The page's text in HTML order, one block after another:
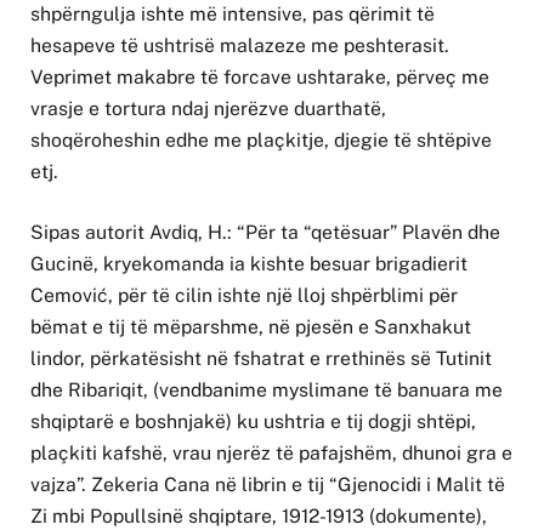
shpërngulja ishte më intensive, pas qërimit të
hesapeve të ushtrisë malazeze me peshterasit.
Veprimet makabre të forcave ushtarake, përveç me
vrasje e tortura ndaj njerëzve duarthatë,
shoqëroheshin edhe me plaçkitje, djegie të shtëpive
etj.
Sipas autorit Avdiq, H.: “Për ta “qetësuar” Plavën dhe
Gucinë, kryekomanda ia kishte besuar brigadierit
Cemović, për të cilin ishte një lloj shpërblimi për
bëmat e tij të mëparshme, në pjesën e Sanxhakut
lindor, përkatësisht në fshatrat e rrethinës së Tutinit
dhe Ribariqit, (vendbanime myslimane të banuara me
shqiptarë e boshnjakë) ku ushtria e tij dogji shtëpi,
plaçkiti kafshë, vrau njerëz të pafajshëm, dhunoi gra e
vajza”. Zekeria Cana në librin e tij “Gjenocidi i Malit të
Zi mbi Popullsinë shqiptare, 1912-1913 (dokumente),